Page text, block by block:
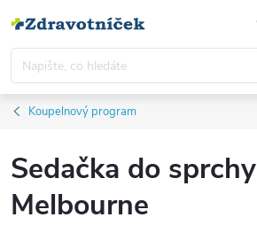
Koupelnový program
Sedačka do sprchy
Melbourne